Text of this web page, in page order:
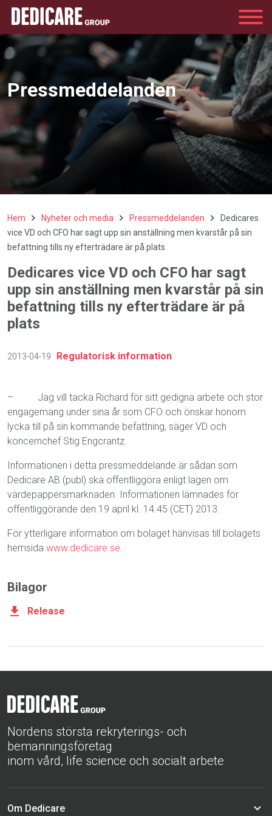
Pressmeddelanden
Hem Nyheter och media Pressmeddelanden
Dedicares
vice VD och CFO har sagt upp sin anställning men kvarstår på sin
befattning tills ny efterträdare är på plats
Dedicares vice VD och CFO har sagt
upp sin anställning men kvarstår på sin
befattning tills ny efterträdare är på
plats
2013-04-19 Regulatorisk information
–
Jag vill tacka Richard för sitt gedigna arbete och stor
engagemang under sina år som CFO och önskar honom
lycka till på sin kommande befattning, säger VD och
koncernchef Stig Engcrantz.
Informationen i detta pressmeddelande är sådan som
Dedicare AB (publ) ska offentliggöra enligt lagen om
värdepappersmarknaden. Informationen lämnades för
offentliggörande den 19 april kl. 14.45 (CET) 2013.
För ytterligare information om bolaget hänvisas till bolagets
hemsida www.dedicare.se.
Bilagor
Release
Nordens största rekryterings- och
bemanningsföretag
inom vård, life science och socialt arbete
Om Dedicare